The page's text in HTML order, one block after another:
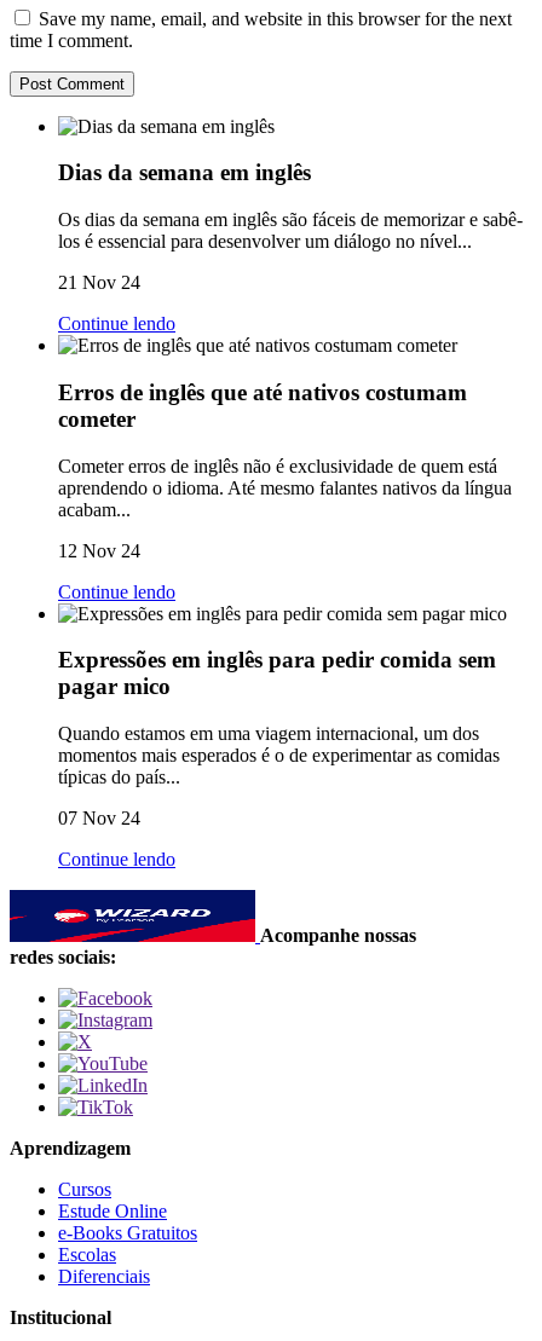
Save my name, email, and website in this browser for the next
time I comment.
Dias da semana em inglês
Os dias da semana em inglês são fáceis de memorizar e sabê-
los é essencial para desenvolver um diálogo no nível...
21 Nov 24
Continue lendo
Erros de inglês que até nativos costumam
cometer
Cometer erros de inglês não é exclusividade de quem está
aprendendo o idioma. Até mesmo falantes nativos da língua
acabam...
12 Nov 24
Continue lendo
Expressões em inglês para pedir comida sem
pagar mico
Quando estamos em uma viagem internacional, um dos
momentos mais esperados é o de experimentar as comidas
típicas do país...
07 Nov 24
Continue lendo
Acompanhe nossas
redes sociais:
Aprendizagem
Cursos
Estude Online
e-Books Gratuitos
Escolas
Diferenciais
Institucional